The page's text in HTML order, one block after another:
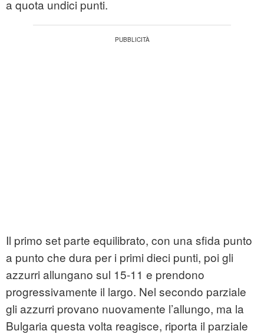
a quota undici punti.
Il primo set parte equilibrato, con una sfida punto
a punto che dura per i primi dieci punti, poi gli
azzurri allungano sul 15-11 e prendono
progressivamente il largo. Nel secondo parziale
gli azzurri provano nuovamente l’allungo, ma la
Bulgaria questa volta reagisce, riporta il parziale